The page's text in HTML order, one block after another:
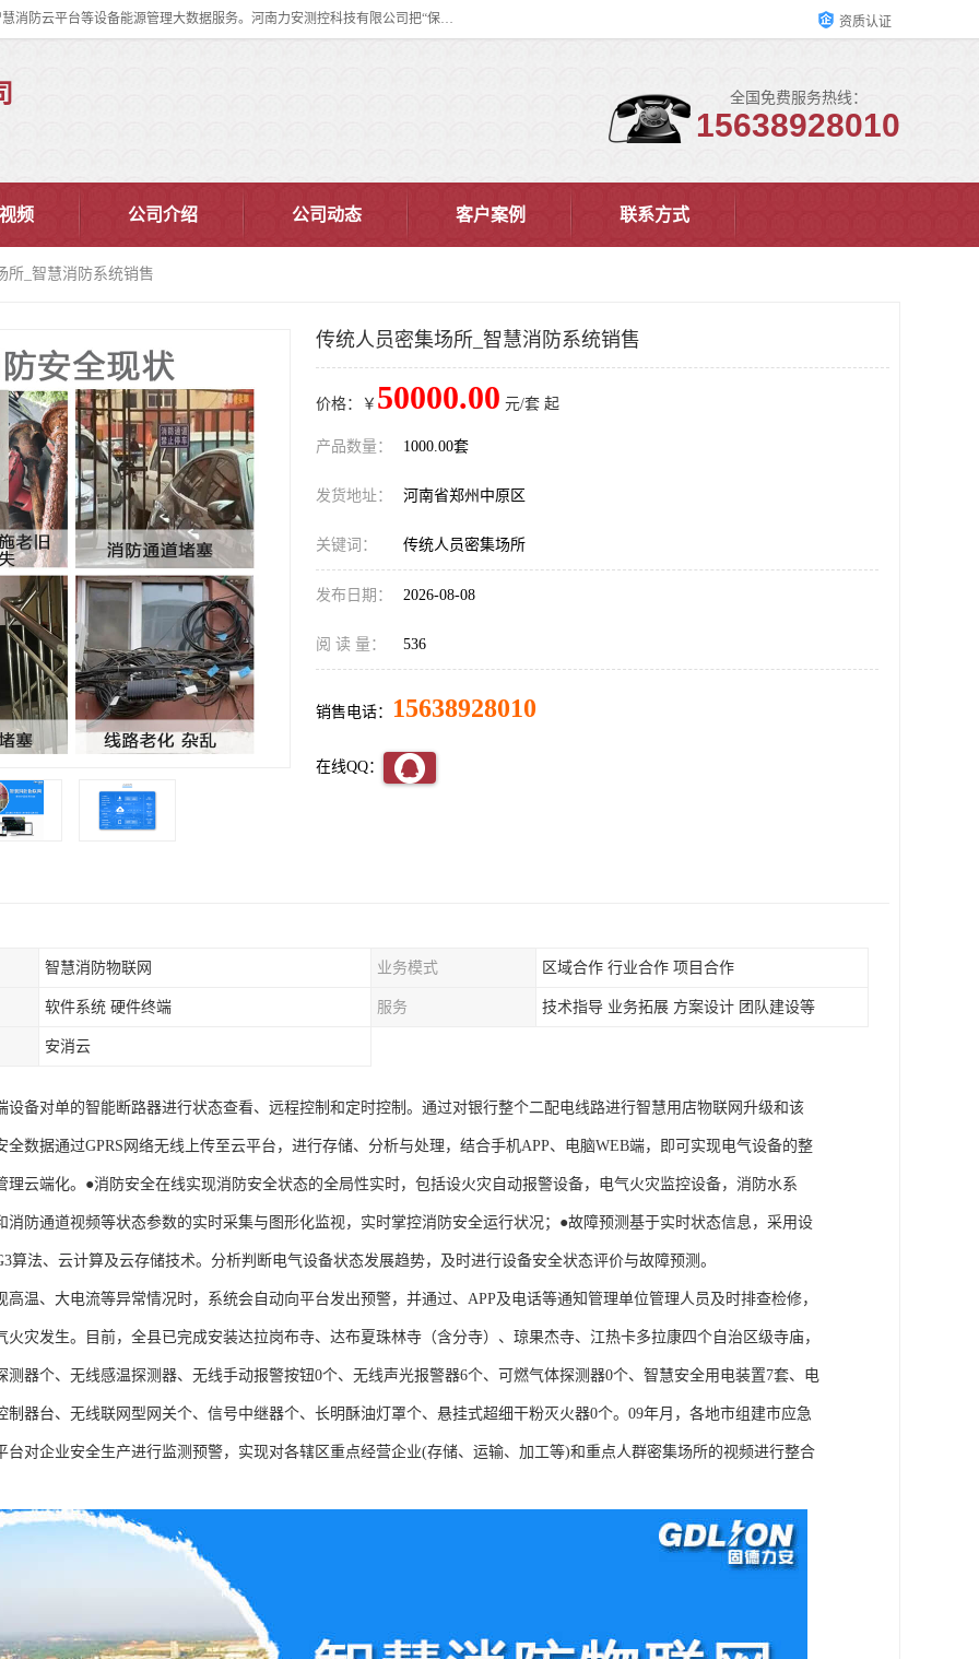
河南力安测控科技有限公司专注提供智慧消防管理系统,智慧消防系统,智慧消防云平台等设备能源管理大数据服务。河南力安测控科技有限公司把“保障设备运行安全可控,让设备管理变得简单”确定为力安的历史使命。 资质认证
全国免费服务热线：
15638928010
频 公司介绍 公司动态 客户案例 联系方式
所_智慧消防系统销售
传统人员密集场所_智慧消防系统销售
价格：￥ 50000.00 元/套 起
产品数量： 1000.00套
发货地址： 河南省郑州中原区
关键词： 传统人员密集场所
发布日期： 2026-08-08
阅 读 量： 536
销售电话： 15638928010
在线QQ：
智慧消防物联网 业务模式 区域合作 行业合作 项目合作
软件系统 硬件终端 服务 技术指导 业务拓展 方案设计 团队建设等
安消云
设备对单的智能断路器进行状态查看、远程控制和定时控制。通过对银行整个二配电线路进行智慧用店物联网升级和该
全数据通过GPRS网络无线上传至云平台，进行存储、分析与处理，结合手机APP、电脑WEB端，即可实现电气设备的整
理云端化。●消防安全在线实现消防安全状态的全局性实时，包括设火灾自动报警设备，电气火灾监控设备，消防水系
消防通道视频等状态参数的实时采集与图形化监视，实时掌控消防安全运行状况；●故障预测基于实时状态信息，采用设
算法、云计算及云存储技术。分析判断电气设备状态发展趋势，及时进行设备安全状态评价与故障预测。
高温、大电流等异常情况时，系统会自动向平台发出预警，并通过、APP及电话等通知管理单位管理人员及时排查检修，
火灾发生。目前，全县已完成安装达拉岗布寺、达布夏珠林寺（含分寺）、琼果杰寺、江热卡多拉康四个自治区级寺庙，
测器个、无线感温探测器、无线手动报警按钮0个、无线声光报警器6个、可燃气体探测器0个、智慧安全用电装置7套、电
制器台、无线联网型网关个、信号中继器个、长明酥油灯罩个、悬挂式超细干粉灭火器0个。09年月，各地市组建市应急
台对企业安全生产进行监测预警，实现对各辖区重点经营企业(存储、运输、加工等)和重点人群密集场所的视频进行整合